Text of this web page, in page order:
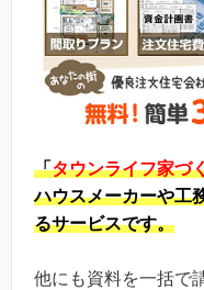
「タウンライフ家づ
ハウスメーカーや工
るサービスです。
他にも資料を一括で